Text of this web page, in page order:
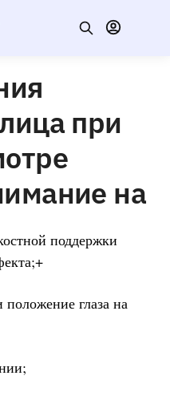
при
на
поддержки
положение глаза на